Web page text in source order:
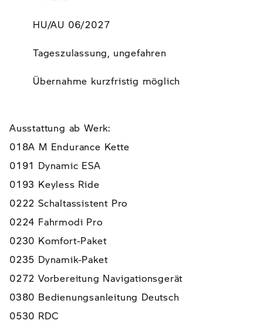
HU/AU 06/2027
Tageszulassung, ungefahren
Übernahme kurzfristig möglich
Ausstattung ab Werk:
018A M Endurance Kette
0191 Dynamic ESA
0193 Keyless Ride
0222 Schaltassistent Pro
0224 Fahrmodi Pro
0230 Komfort-Paket
0235 Dynamik-Paket
0272 Vorbereitung Navigationsgerät
0380 Bedienungsanleitung Deutsch
0530 RDC